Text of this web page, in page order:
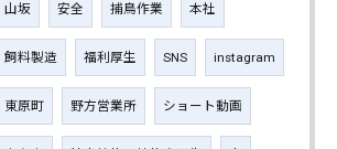
山坂 安全 捕鳥作業 本社
飼料製造 福利厚生 SNS instagram
東原町 野方営業所 ショート動画